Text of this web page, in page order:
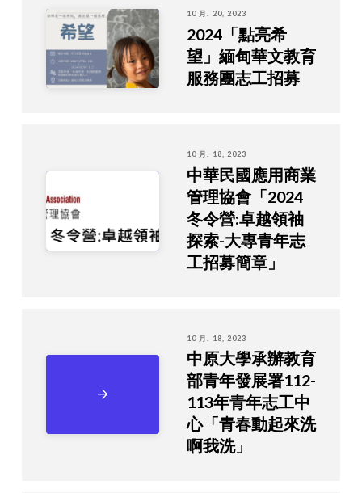
10 月. 20, 2023
2024「點亮希
望」緬甸華文教育
服務團志工招募
10 月. 18, 2023
中華民國應用商業
管理協會「2024
冬令營:卓越領袖
探索-大專青年志
工招募簡章」
10 月. 18, 2023
中原大學承辦教育
部青年發展署112-
113年青年志工中
心「青春動起來洗
啊我洗」